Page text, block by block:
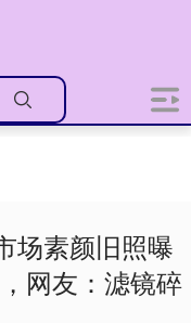
场素颜旧照曝
网友：滤镜碎